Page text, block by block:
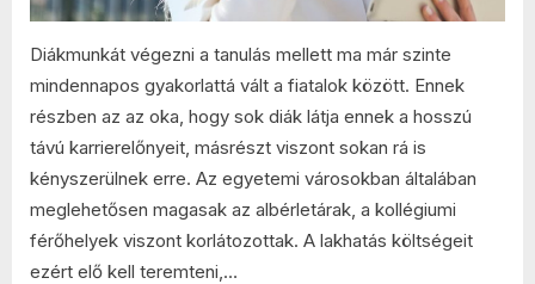
Diákmunkát végezni a tanulás mellett ma már szinte
mindennapos gyakorlattá vált a fiatalok között. Ennek
részben az az oka, hogy sok diák látja ennek a hosszú
távú karrierelőnyeit, másrészt viszont sokan rá is
kényszerülnek erre. Az egyetemi városokban általában
meglehetősen magasak az albérletárak, a kollégiumi
férőhelyek viszont korlátozottak. A lakhatás költségeit
ezért elő kell teremteni,…